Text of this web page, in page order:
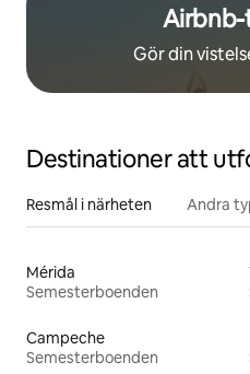
Gör din
Destinationer att
Resmål i närheten Andra
Mérida
Semesterboenden
Campeche
Semesterboenden